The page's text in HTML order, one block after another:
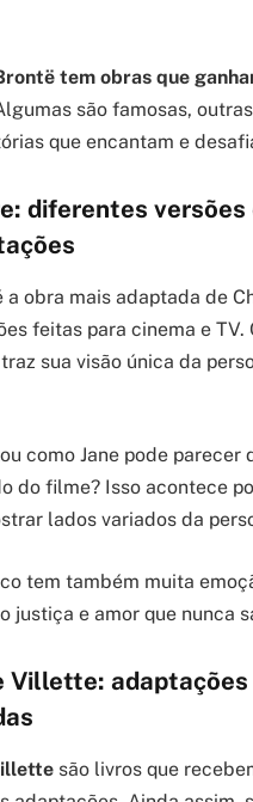
tem obras que
são famosas,
que encantam e
diferentes versões
a obra mais adaptada de
feitas para cinema e TV.
sua visão única da
como Jane pode parecer
do filme? Isso acontece
lados variados da
tem também muita
justiça e amor que nunca
Villette: adaptações
são livros que